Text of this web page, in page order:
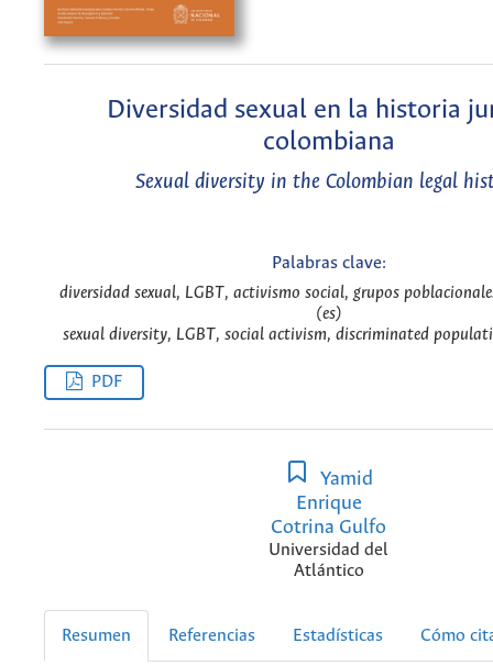
Diversidad sexual en la historia
colombiana
Sexual diversity in the Colombian legal
Palabras clave:
diversidad sexual, LGBT, activismo social, grupos
(es)
sexual diversity, LGBT, social activism, discriminated
PDF
Yamid
Enrique
Cotrina Gulfo
Universidad del
Atlántico
Resumen Referencias Estadísticas Cómo